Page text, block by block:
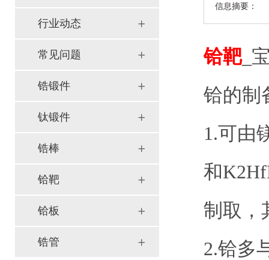
信息摘要：
铪靶_
铪的制
1.可由
和
制取，
2.铪多
行业动态
常见问题
锆锻件
钛锻件
锆棒
铪靶
铪板
锆管